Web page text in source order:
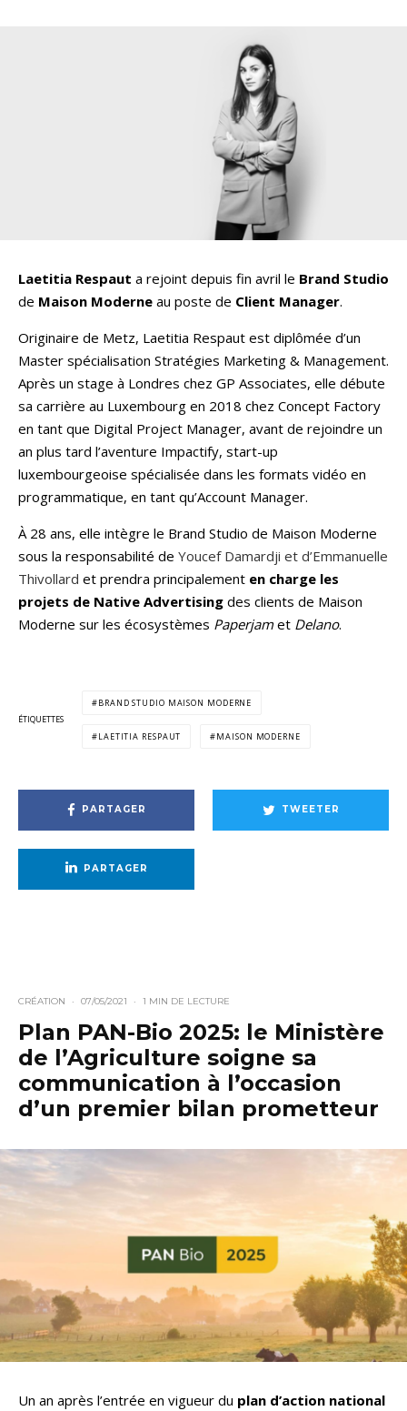
Laetitia Respaut a rejoint depuis fin avril le Brand Studio
de Maison Moderne au poste de Client Manager.
Originaire de Metz, Laetitia Respaut est diplômée d’un
Master spécialisation Stratégies Marketing & Management.
Après un stage à Londres chez GP Associates, elle débute
sa carrière au Luxembourg en 2018 chez Concept Factory
en tant que Digital Project Manager, avant de rejoindre un
an plus tard l’aventure Impactify, start-up
luxembourgeoise spécialisée dans les formats vidéo en
programmatique, en tant qu’Account Manager.
À 28 ans, elle intègre le Brand Studio de Maison Moderne
sous la responsabilité de Youcef Damardji et d’Emmanuelle
Thivollard et prendra principalement en charge les
projets de Native Advertising des clients de Maison
Moderne sur les écosystèmes Paperjamet Delano.
ÉTIQUETTES
BRAND STUDIO MAISON MODERNE
LAETITIA RESPAUT MAISON MODERNE
PARTAGER TWEETER
PARTAGER
CRÉATION · 07/05/2021 · 1 MIN DE LECTURE
Plan PAN-Bio 2025: le Ministère
de l’Agriculture soigne sa
communication à l’occasion
d’un premier bilan prometteur
Un an après l’entrée en vigueur du plan d’action national